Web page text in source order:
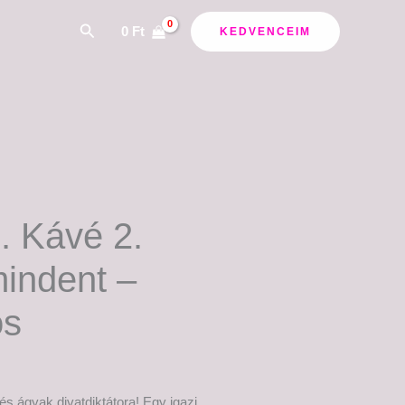
Search
0 Ft KEDVENCEIM
Kávé 2.
–
ágyak divatdiktátora! Egy igazi